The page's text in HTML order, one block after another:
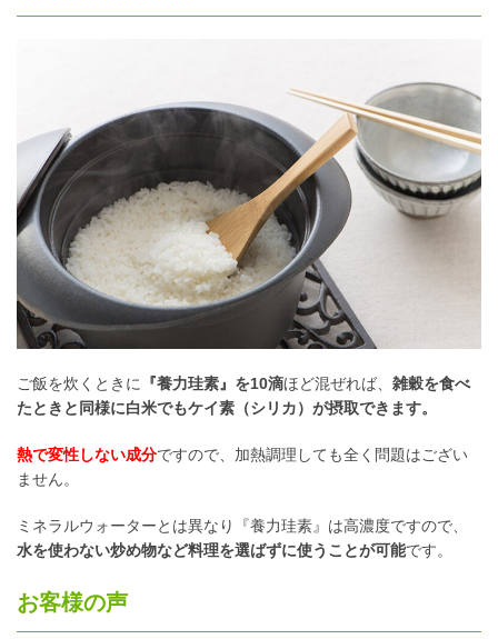
ご飯を炊くときに 『養力珪素』を10滴ほど混ぜれば、 雑穀を食べ
たときと同様に白米でもケイ素（シリカ）が摂取できます。
熱で変性しない成分ですので、加熱調理しても全く問題はござい
ません。
ミネラルウォーターとは異なり『養力珪素』は高濃度ですので、
水を使わない炒め物など料理を選ばずに使うことが可能です。
お客様の声